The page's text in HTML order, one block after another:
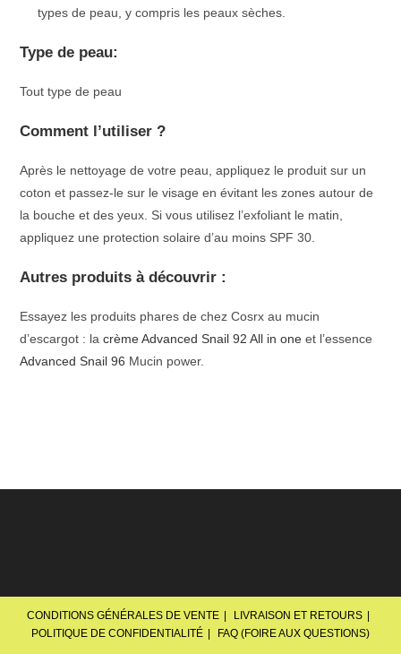
types de peau, y compris les peaux sèches.
Type de peau:
Tout type de peau
Comment l’utiliser ?
Après le nettoyage de votre peau, appliquez le produit sur un
coton et passez-le sur le visage en évitant les zones autour de
la bouche et des yeux. Si vous utilisez l’exfoliant le matin,
appliquez une protection solaire d’au moins SPF 30.
Autres produits à découvrir :
Essayez les produits phares de chez Cosrx au mucin
d’escargot : lacrème Advanced Snail 92 All in one et l’essence
Advanced Snail 96 Mucin power.
CONDITIONS GÉNÉRALES DE VENTE
LIVRAISON ET RETOURS
POLITIQUE DE CONFIDENTIALITÉ
FAQ (FOIRE AUX QUESTIONS)